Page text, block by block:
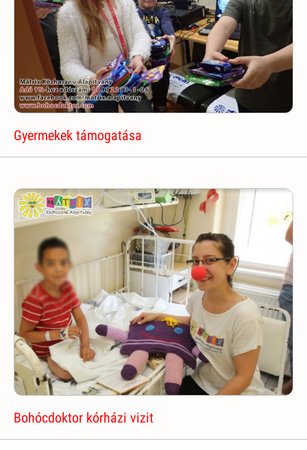
Gyermekek támogatása
Bohócdoktor kórházi vizit